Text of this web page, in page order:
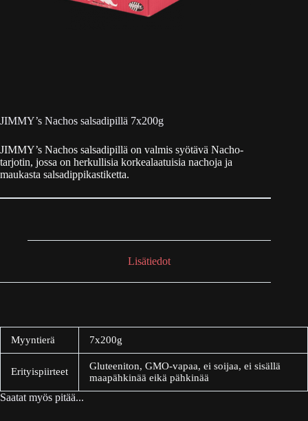
JIMMY’s Nachos salsadipillä 7x200g
JIMMY’s Nachos salsadipillä on valmis syötävä Nacho-
tarjotin, jossa on herkullisia korkealaatuisia nachoja ja
maukasta salsadippikastiketta.
Lisätiedot
Myyntierä 7x200g
Erityispiirteet
Gluteeniton, GMO-vapaa, ei soijaa, ei sisällä
maapähkinää eikä pähkinää
Saatat myös pitää...